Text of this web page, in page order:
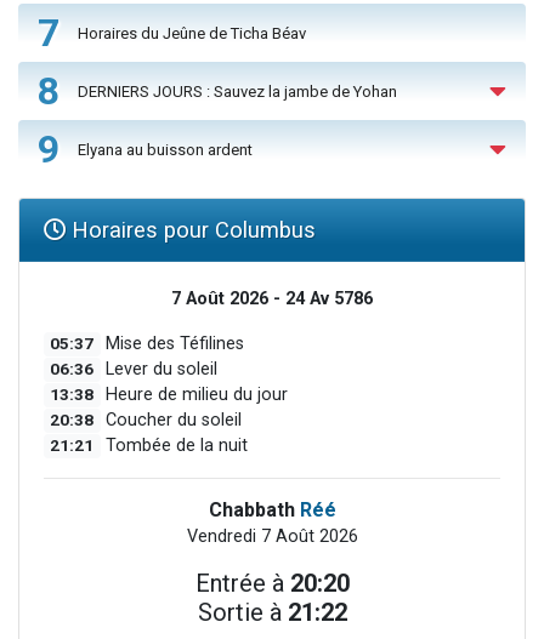
7 Horaires du Jeûne de Ticha Béav
8 DERNIERS JOURS : Sauvez la jambe de Yohan
9 Elyana au buisson ardent
Horaires pour Columbus
7 Août 2026 - 24 Av 5786
05:37 Mise des Téfilines
06:36 Lever du soleil
13:38 Heure de milieu du jour
20:38 Coucher du soleil
21:21 Tombée de la nuit
Chabbath Réé
Vendredi 7 Août 2026
Entrée à 20:20
Sortie à 21:22